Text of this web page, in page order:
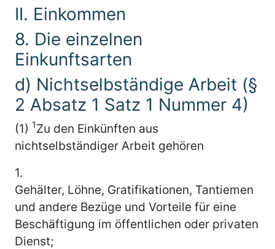
II. Einkommen
8. Die einzelnen
Einkunftsarten
d) Nichtselbständige Arbeit (§
2 Absatz 1 Satz 1 Nummer 4)
(1) 1Zu den Einkünften aus
nichtselbständiger Arbeit gehören
1.
Gehälter, Löhne, Gratifikationen, Tantiemen
und andere Bezüge und Vorteile für eine
Beschäftigung im öffentlichen oder privaten
Dienst;